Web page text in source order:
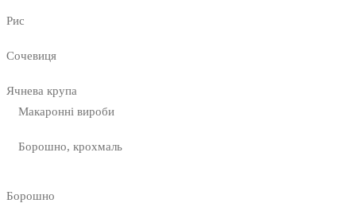
Рис
Сочевиця
Ячнева крупа
Макаронні вироби
Борошно, крохмаль
Борошно